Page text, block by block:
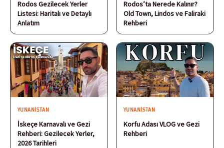
Rodos Gezilecek Yerler
Listesi: Haritalı ve Detaylı
Anlatım
Rodos’ta Nerede Kalınır?
Old Town, Lindos ve Faliraki
Rehberi
YUNANISTAN
İskeçe Karnavalı ve Gezi
Rehberi: Gezilecek Yerler,
2026 Tarihleri
YUNANISTAN
Korfu Adası VLOG ve Gezi
Rehberi